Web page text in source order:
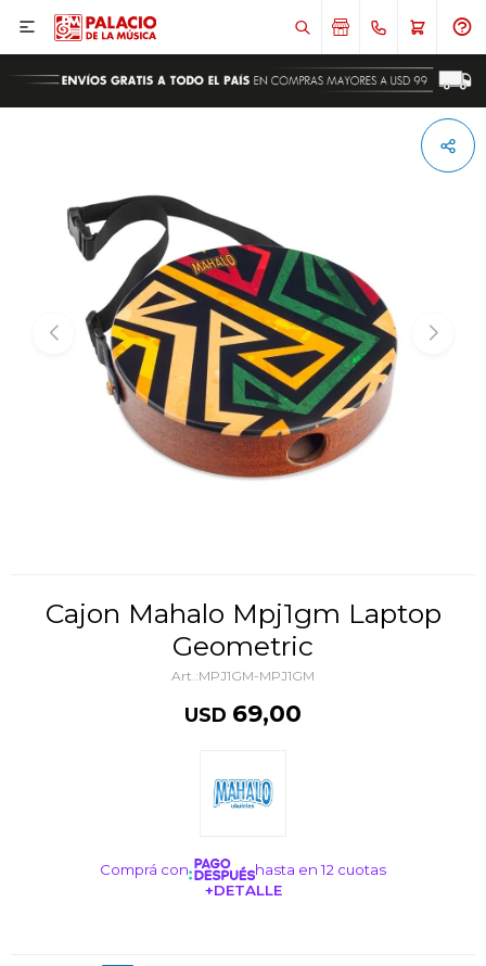

Cajon Mahalo Mpj1gm Laptop
Geometric
MPJ1GM-MPJ1GM
USD 69,00
Comprá con
hasta en 12 cuotas
+DETALLE